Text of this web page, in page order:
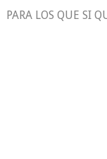
PARA LOS QUE SI